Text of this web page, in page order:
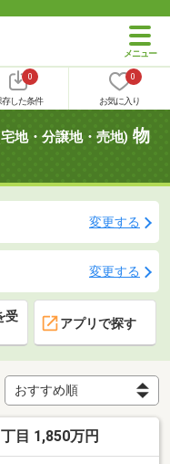
0
存した条件
0
お気に入り
地・分譲地・売地) 物
変更する
変更する
受
アプリで探す
目 1,850万円